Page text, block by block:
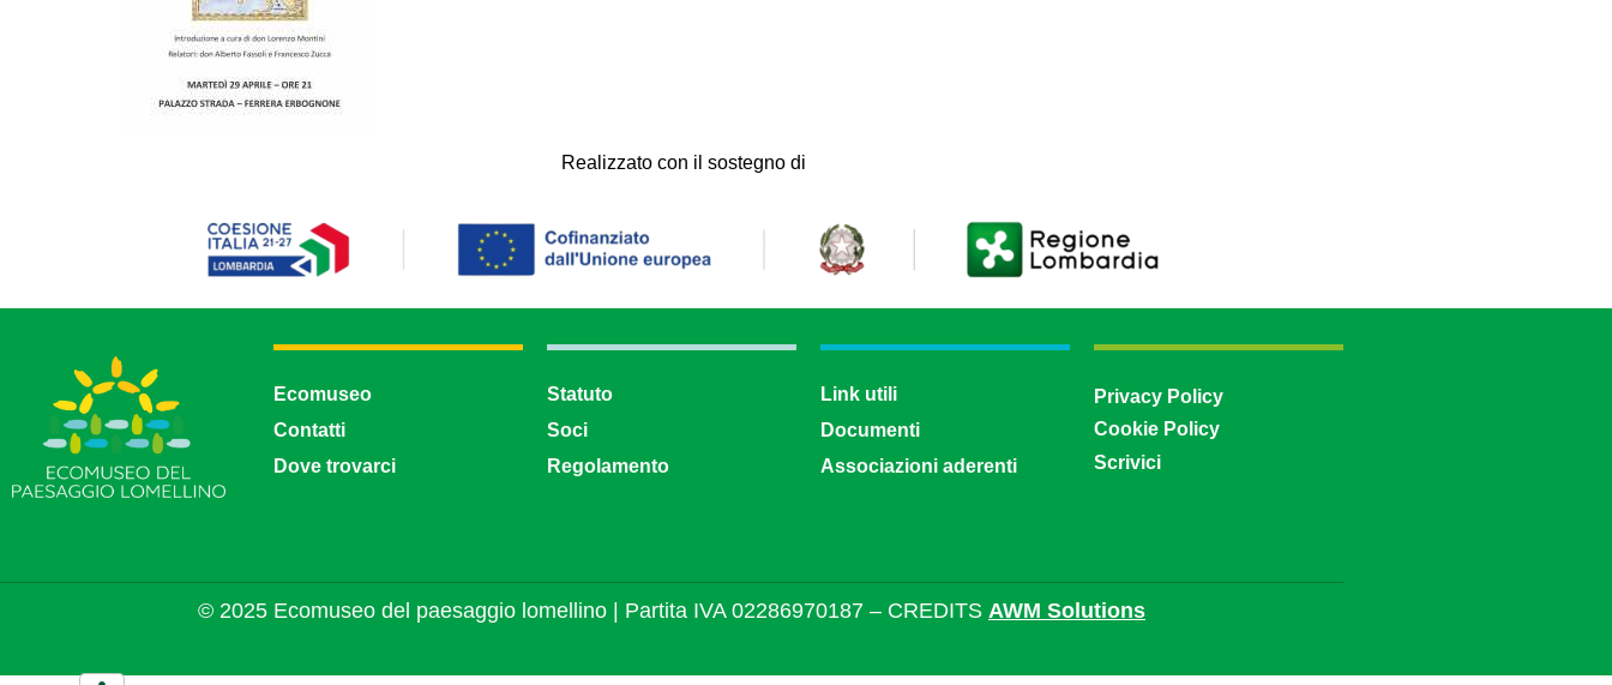
Realizzato con il sostegno di
Ecomuseo
Contatti
Dove trovarci
Statuto
Soci
Regolamento
Link utili
Documenti
Associazioni aderenti
Privacy Policy
Cookie Policy
Scrivici
© 2025 Ecomuseo del paesaggio lomellino | Partita IVA 02286970187 – CREDITS AWM Solutions